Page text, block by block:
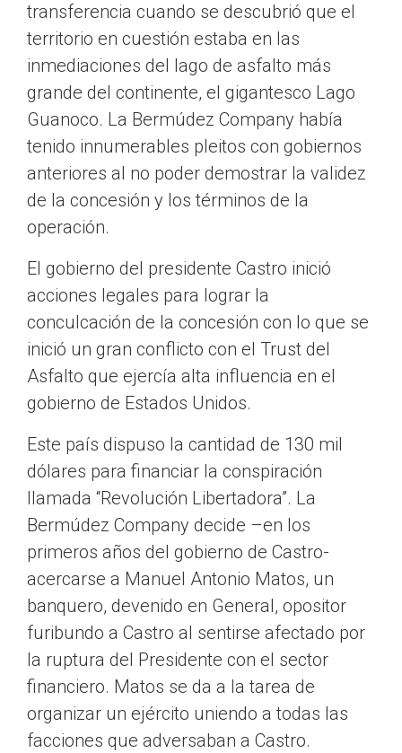
transferencia cuando se descubrió que el
territorio en cuestión estaba en las
inmediaciones del lago de asfalto más
grande del continente, el gigantesco Lago
Guanoco. La Bermúdez Company había
tenido innumerables pleitos con gobiernos
anteriores al no poder demostrar la validez
de la concesión y los términos de la
operación.
El gobierno del presidente Castro inició
acciones legales para lograr la
conculcación de la concesión con lo que se
inició un gran conflicto con el Trust del
Asfalto que ejercía alta influencia en el
gobierno de Estados Unidos.
Este país dispuso la cantidad de 130 mil
dólares para financiar la conspiración
llamada “Revolución Libertadora”. La
Bermúdez Company decide –en los
primeros años del gobierno de Castro-
acercarse a Manuel Antonio Matos, un
banquero, devenido en General, opositor
furibundo a Castro al sentirse afectado por
la ruptura del Presidente con el sector
financiero. Matos se da a la tarea de
organizar un ejército uniendo a todas las
facciones que adversaban a Castro.